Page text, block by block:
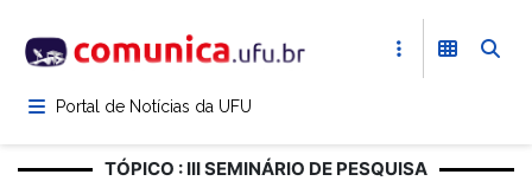
para
conteúdoPortal de Notícias da UFU
TÓPICO : III SEMINÁRIO DE PESQUISA